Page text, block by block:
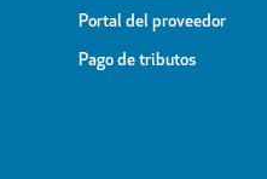
Portal del proveedor
Pago de tributos